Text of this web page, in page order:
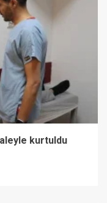
kurtuldu